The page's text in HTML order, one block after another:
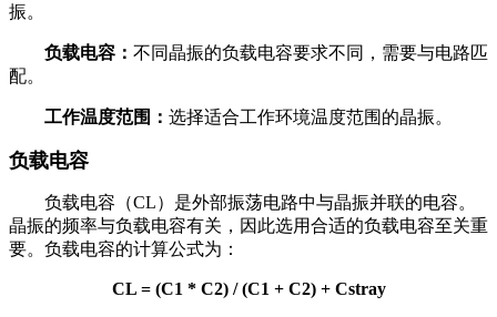
振。
负载电容： 不同晶振的负载电容要求不同，需要与电路匹
配。
工作温度范围： 选择适合工作环境温度范围的晶振。
负载电容
负载电容（CL）是外部振荡电路中与晶振并联的电容。
晶振的频率与负载电容有关，因此选用合适的负载电容至关重
要。负载电容的计算公式为：
CL = (C1 * C2) / (C1 + C2) + Cstray